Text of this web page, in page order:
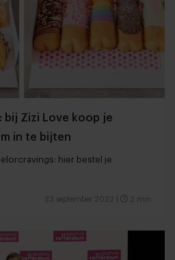
bij Zizi Love koop je
in te bijten
hier bestel je
23 september 2022 2 min